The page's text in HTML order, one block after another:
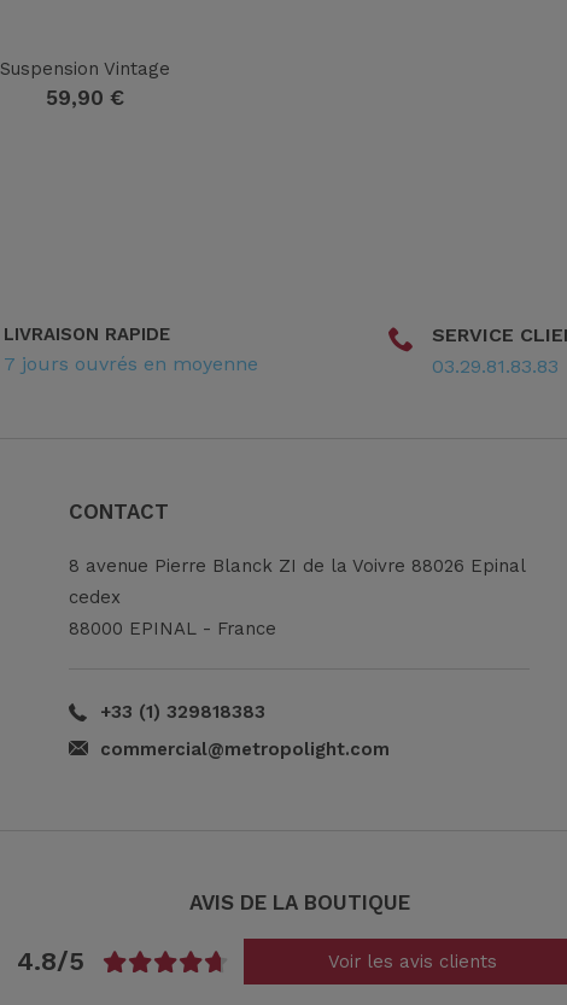
Suspension Vintage
59,90 €
LIVRAISON RAPIDE
7 jours ouvrés en moyenne
SERVICE
03.29.81.83.83
CONTACT
8 avenue Pierre Blanck ZI de la Voivre 88026 Epinal
cedex
88000 EPINAL - France
+33 (1) 329818383
commercial@metropolight.com
AVIS DE LA BOUTIQUE
4.8/5 Voir les avis clients